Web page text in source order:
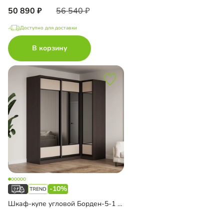
50 890 56 540
Доступно для доставки
В корзину
-10%
Шкаф-купе угловой Борден-5-1 1100